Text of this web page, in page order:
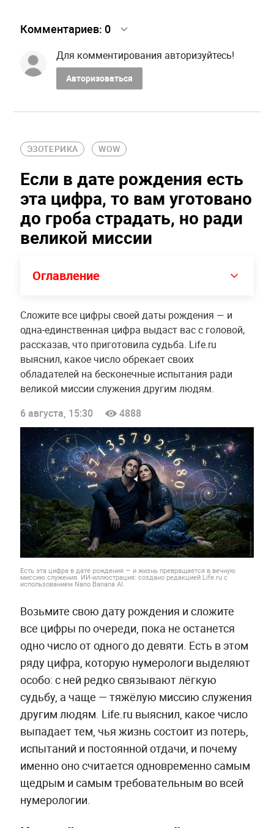
Комментариев: 0
Для комментирования авторизуйтесь!
Авторизоваться
ЭЗОТЕРИКА WOW
Если в дате рождения есть
эта цифра, то вам уготовано
до гроба страдать, но ради
великой миссии
Оглавление
Сложите все цифры своей даты рождения — и
одна-единственная цифра выдаст вас с головой,
рассказав, что приготовила судьба. Life.ru
выяснил, какое число обрекает своих
обладателей на бесконечные испытания ради
великой миссии служения другим людям.
6 августа, 15:30
4888
Есть эта цифра в дате рождения — и жизнь превращается в вечную
миссию служения. ИИ-иллюстрация: создано редакцией Life.ru с
использованием Nano Banana AI.
Возьмите свою дату рождения и сложите
все цифры по очереди, пока не останется
одно число от одного до девяти. Есть в этом
ряду цифра, которую нумерологи выделяют
особо: с ней редко связывают лёгкую
судьбу, а чаще — тяжёлую миссию служения
другим людям. Life.ru выяснил, какое число
выпадает тем, чья жизнь состоит из потерь,
испытаний и постоянной отдачи, и почему
именно оно считается одновременно самым
щедрым и самым требовательным во всей
нумерологии.